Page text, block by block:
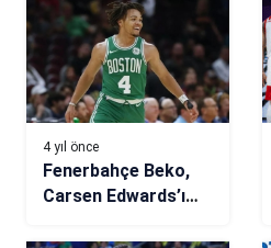
4 yıl önce
Fenerbahçe Beko,
Carsen Edwards’ı